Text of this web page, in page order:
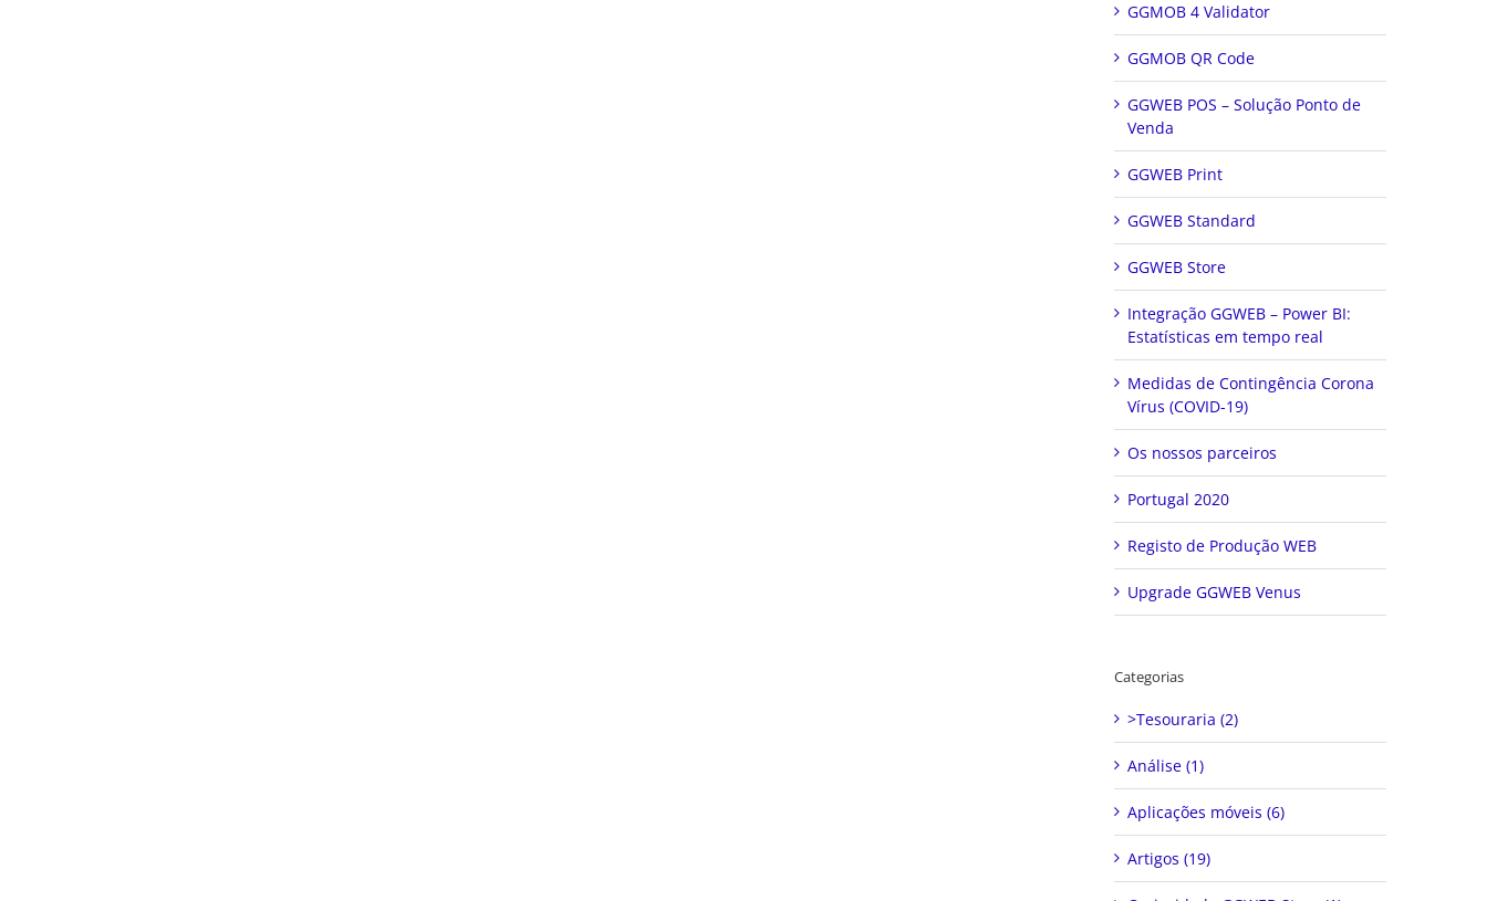
GGMOB 4 Validator
GGMOB QR Code
GGWEB POS – Solução Ponto de
Venda
GGWEB Print
GGWEB Standard
GGWEB Store
Integração GGWEB – Power BI:
Estatísticas em tempo real
Medidas de Contingência Corona
Vírus (COVID-19)
Os nossos parceiros
Portugal 2020
Registo de Produção WEB
Upgrade GGWEB Venus
Categorias
>Tesouraria (2)
Análise (1)
Aplicações móveis (6)
Artigos (19)